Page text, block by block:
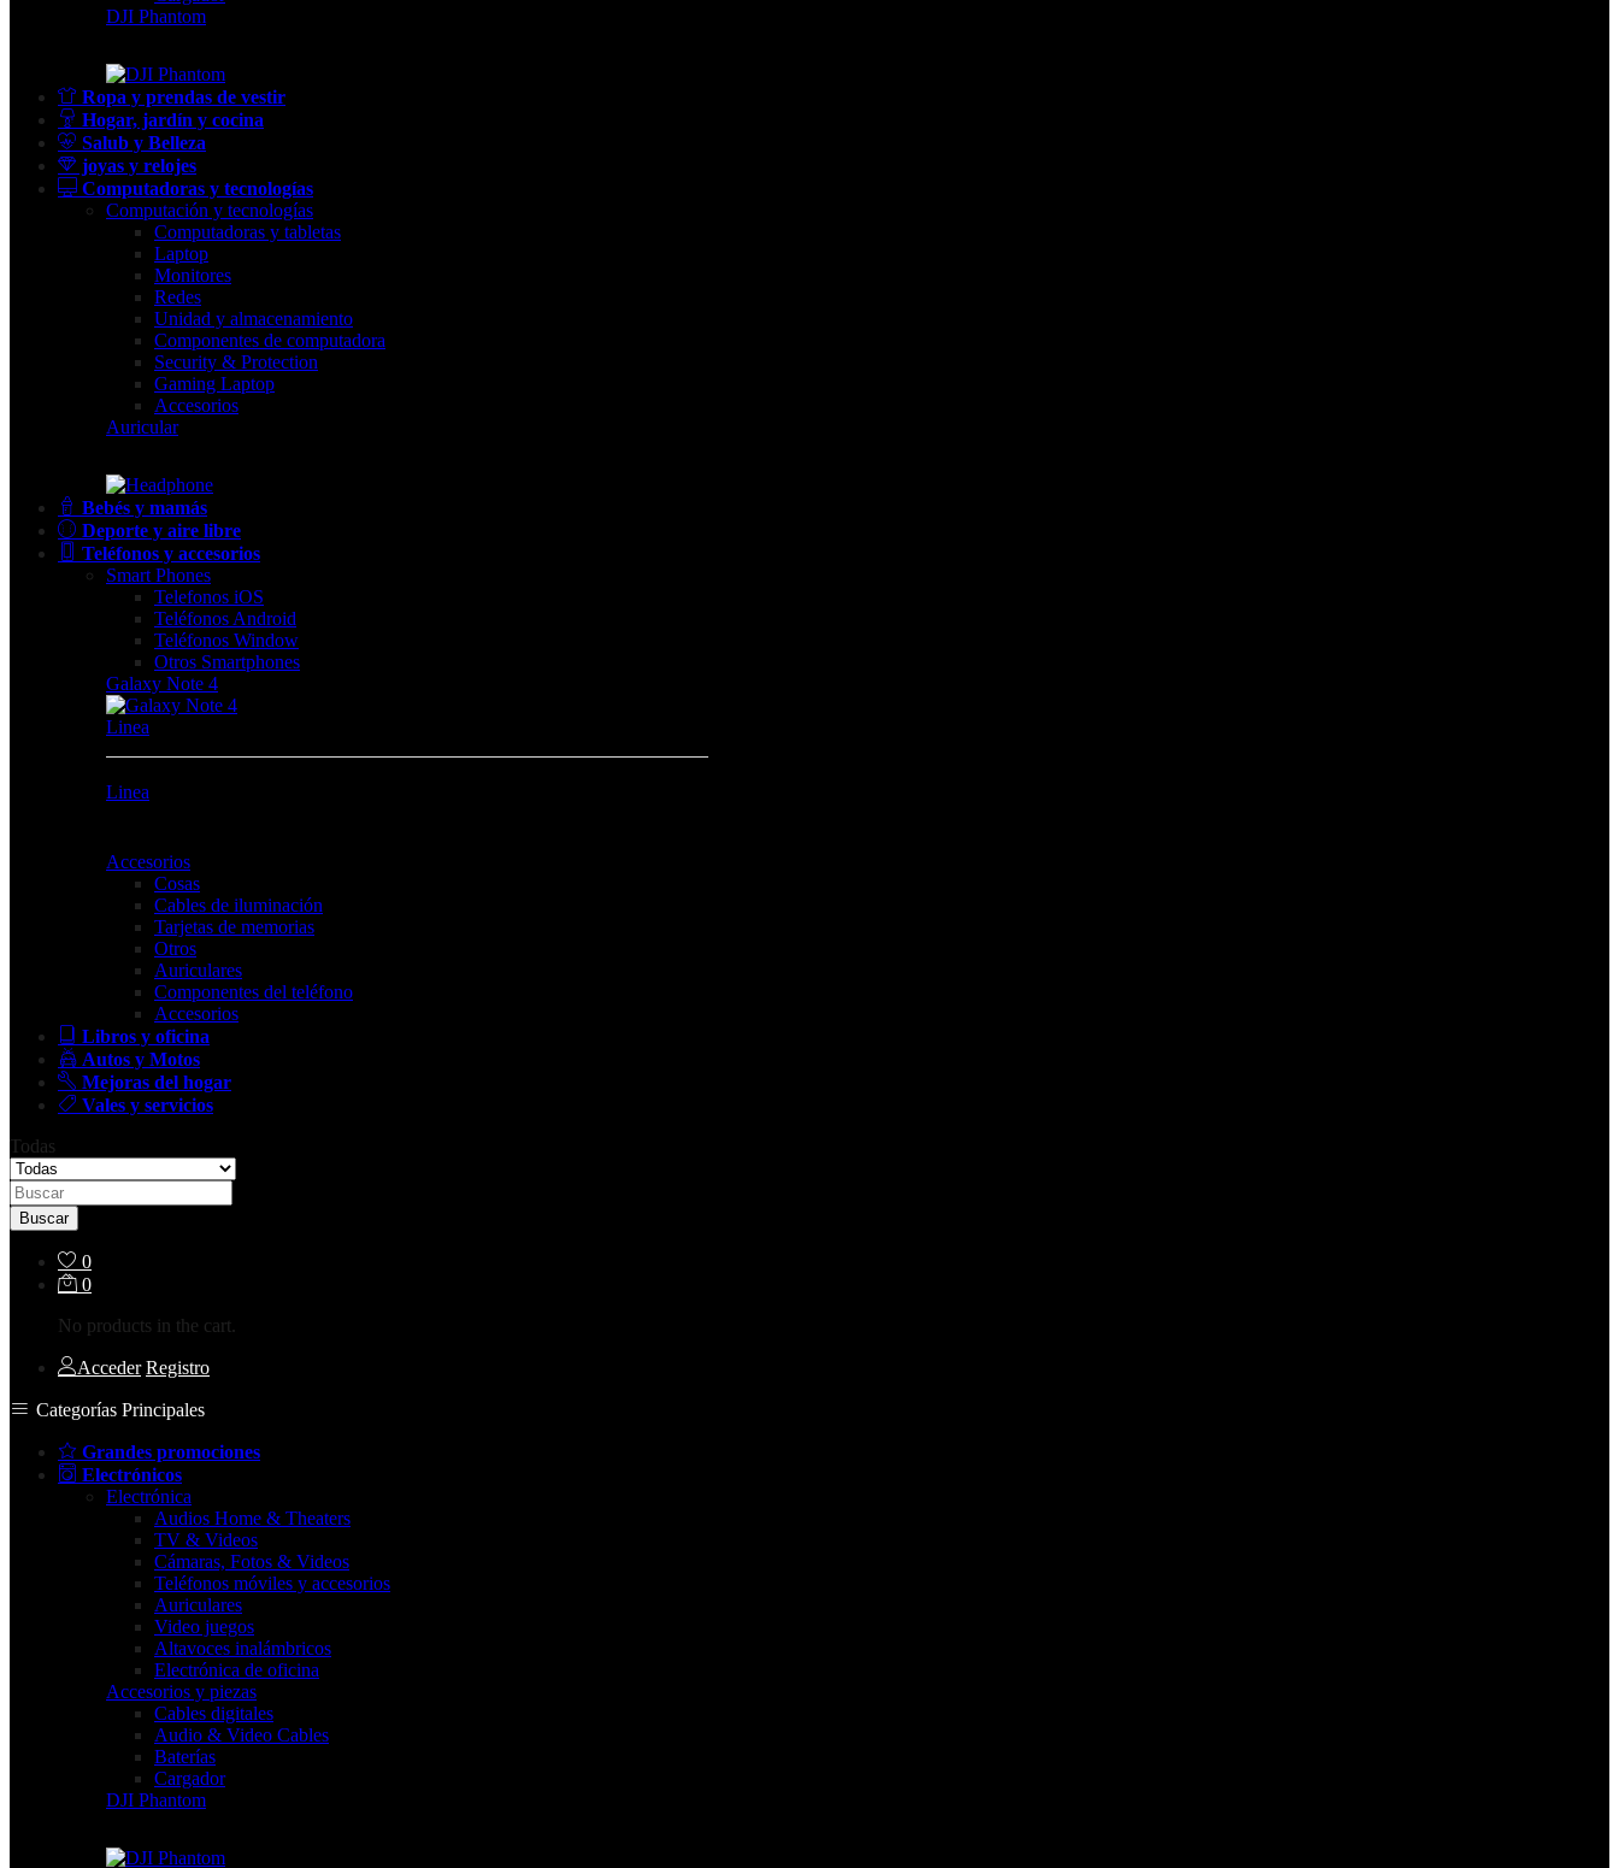
DJI Phantom
Ropa y prendas de vestir
Hogar, jardín y cocina
Salub y Belleza
joyas y relojes
Computadoras y tecnologías
Computación y tecnologías
Computadoras y tabletas
Laptop
Monitores
Redes
Unidad y almacenamiento
Componentes de computadora
Security & Protection
Gaming Laptop
Accesorios
Auricular
Bebés y mamás
Deporte y aire libre
Teléfonos y accesorios
Smart Phones
Telefonos iOS
Teléfonos Android
Teléfonos Window
Otros Smartphones
Galaxy Note 4
Linea
Linea
Accesorios
Cosas
Cables de iluminación
Tarjetas de memorias
Otros
Auriculares
Componentes del teléfono
Accesorios
Libros y oficina
Autos y Motos
Mejoras del hogar
Vales y servicios
Todas
Buscar
0
0
No products in the cart.
Acceder Registro
Categorías Principales
Grandes promociones
Electrónicos
Electrónica
Audios Home & Theaters
TV & Videos
Cámaras, Fotos & Videos
Teléfonos móviles y accesorios
Auriculares
Video juegos
Altavoces inalámbricos
Electrónica de oficina
Accesorios y piezas
Cables digitales
Audio & Video Cables
Baterías
Cargador
DJI Phantom